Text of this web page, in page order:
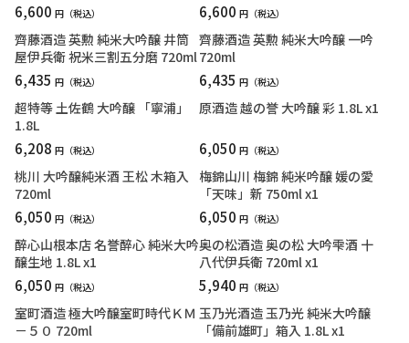
6,600 円 6,600 円
齊藤酒造 英勲 純米大吟醸 井筒
屋伊兵衛 祝米三割五分磨 720ml
6,435 円
齊藤酒造 英勲 純米大吟醸 一吟
720ml
6,435 円
超特等 土佐鶴 大吟醸 「寧浦」
1.8L
6,208 円
原酒造 越の誉 大吟醸 彩 1.8L x1
6,050 円
桃川 大吟醸純米酒 王松 木箱入
720ml
6,050 円
梅錦山川 梅錦 純米吟醸 媛の愛
「天味」新 750ml x1
6,050 円
醉心山根本店 名誉醉心 純米大吟
醸生地 1.8L x1
6,050 円
奥の松酒造 奥の松 大吟雫酒 十
八代伊兵衛 720ml x1
5,940 円
室町酒造 極大吟醸室町時代ＫＭ
－５０ 720ml
玉乃光酒造 玉乃光 純米大吟醸
「備前雄町」箱入 1.8L x1